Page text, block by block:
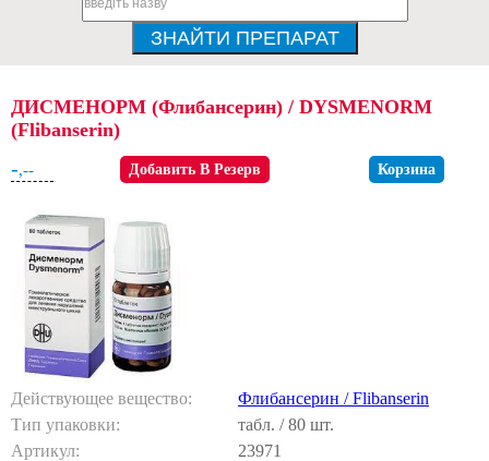
ДИСМЕНОРМ (Флибансерин) / DYSMENORM
(Flibanserin)
-,-- Добавить В Резерв Корзина
Действующее вещество:
Флибансерин / Flibanserin
Тип упаковки:
табл. / 80 шт.
Артикул:
23971